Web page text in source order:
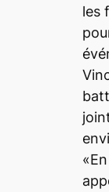
les